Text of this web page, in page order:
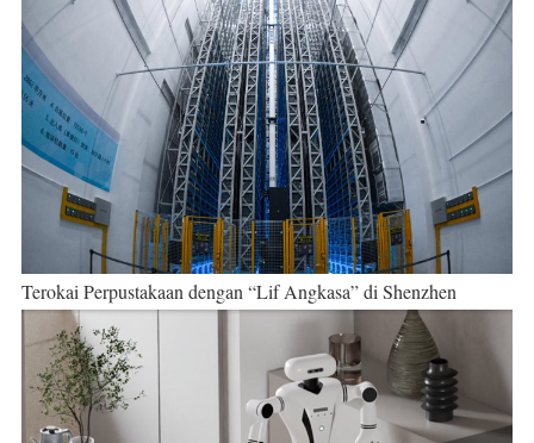
Terokai Perpustakaan dengan “Lif Angkasa” di Shenzhen